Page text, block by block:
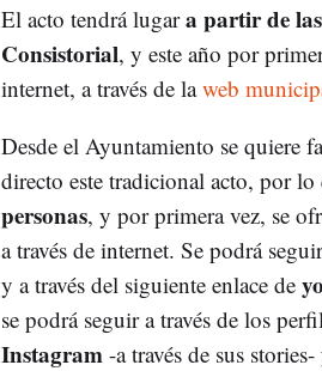
El acto tendrá lugara partir de
Consistorial, y este año por
internet, a través de laweb
Desde el Ayuntamiento se quiere
directo este tradicional acto, por lo
personas, y por primera vez, se
a través de internet. Se podrá
y a través del siguiente enlace de
se podrá seguir a través de los
Instagram -a través de sus stories-